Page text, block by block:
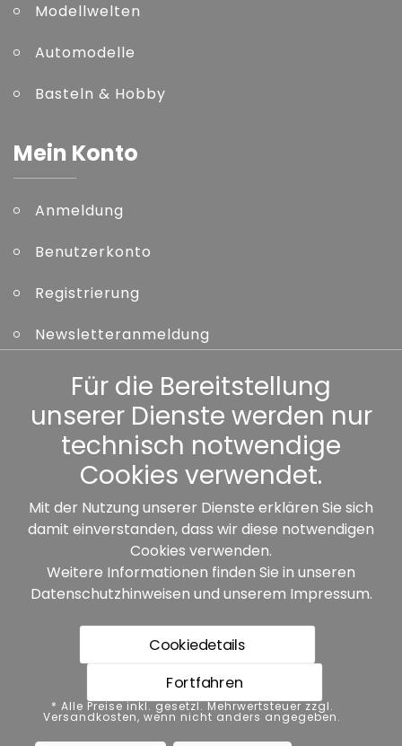
Modellwelten
Automodelle
Basteln & Hobby
Mein Konto
Anmeldung
Benutzerkonto
Registrierung
Newsletteranmeldung
Kennwort vergessen
Sonstiges
Unsere Partner:
* Alle Preise inkl. gesetzl. Mehrwertsteuer zzgl.
Versandkosten, wenn nicht anders angegeben.
Datenschutz Impressum
Für die Bereitstellung
unserer Dienste werden nur
technisch notwendige
Cookies verwendet.
Mit der Nutzung unserer Dienste erklären Sie sich
damit einverstanden, dass wir diese notwendigen
Cookies verwenden.
Weitere Informationen finden Sie in unseren
Datenschutzhinweisen und unserem Impressum.
Cookiedetails
Fortfahren
* Alle Preise inkl. gesetzl. Mehrwertsteuer zzgl.
Versandkosten, wenn nicht anders angegeben.